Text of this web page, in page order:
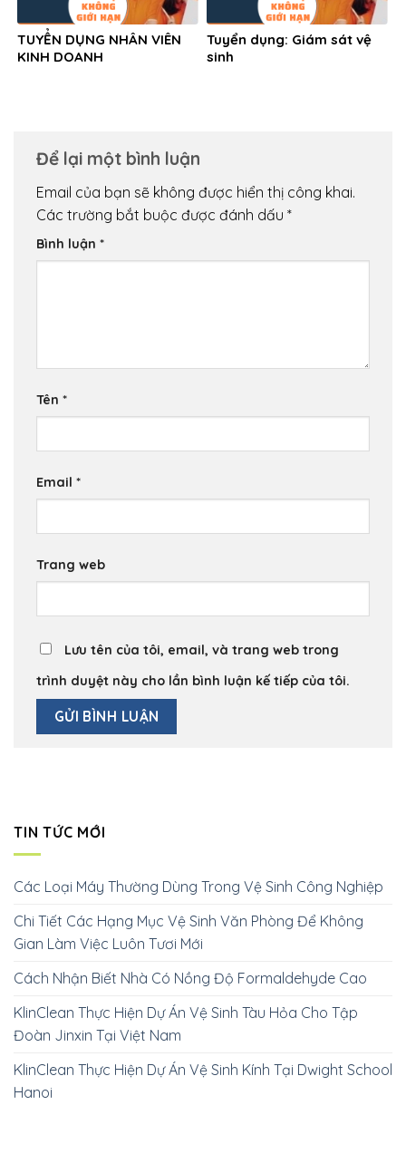
TUYỂN DỤNG NHÂN VIÊN
KINH DOANH
Tuyển dụng: Giám sát vệ
sinh
Để lại một bình luận
Email của bạn sẽ không được hiển thị công khai.
Các trường bắt buộc được đánh dấu *
Bình luận *
Tên *
Email *
Trang web
Lưu tên của tôi, email, và trang web trong
trình duyệt này cho lần bình luận kế tiếp của tôi.
TIN TỨC MỚI
Các Loại Máy Thường Dùng Trong Vệ Sinh Công Nghiệp
Chi Tiết Các Hạng Mục Vệ Sinh Văn Phòng Để Không
Gian Làm Việc Luôn Tươi Mới
Cách Nhận Biết Nhà Có Nồng Độ Formaldehyde Cao
KlinClean Thực Hiện Dự Án Vệ Sinh Tàu Hỏa Cho Tập
Đoàn Jinxin Tại Việt Nam
KlinClean Thực Hiện Dự Án Vệ Sinh Kính Tại Dwight School
Hanoi